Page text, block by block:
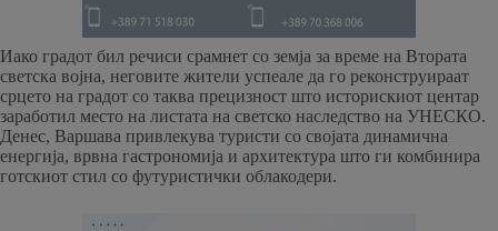
Иако градот бил речиси срамнет со земја за време на Втората
светска војна, неговите жители успеале да го реконструираат
срцето на градот со таква прецизност што историскиот центар
заработил место на листата на светско наследство на УНЕСКО.
Денес, Варшава привлекува туристи со својата динамична
енергија, врвна гастрономија и архитектура што ги комбинира
готскиот стил со футуристички облакодери.